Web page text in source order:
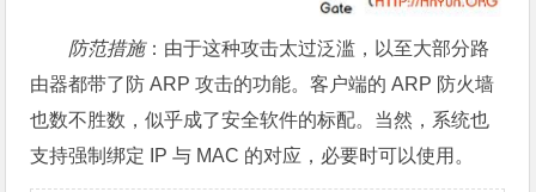
防范措施：由于这种攻击太过泛滥，以至大部分路
由器都带了防 ARP 攻击的功能。客户端的 ARP 防火墙
也数不胜数，似乎成了安全软件的标配。当然，系统也
支持强制绑定 IP 与 MAC 的对应，必要时可以使用。